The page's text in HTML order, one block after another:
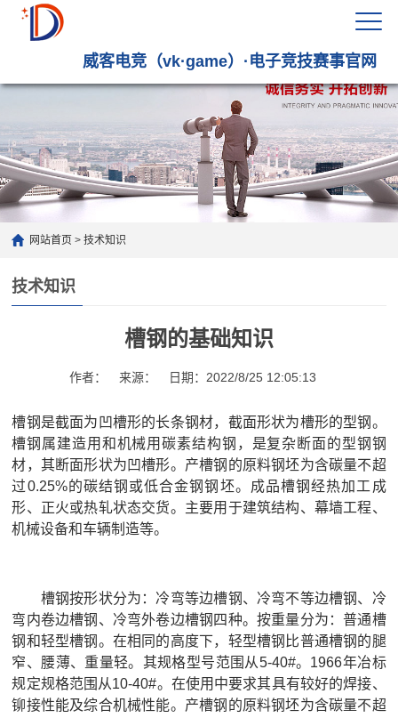
威客电竞（vk·game）·电子竞技赛事官网
网站首页 >技术知识
技术知识
槽钢的基础知识
作者： 来源： 日期：2022/8/25 12:05:13
槽钢是截面为凹槽形的长条钢材，截面形状为槽形的型钢。
槽钢属建造用和机械用碳素结构钢，是复杂断面的型钢钢
材，其断面形状为凹槽形。产槽钢的原料钢坯为含碳量不超
过0.25%的碳结钢或低合金钢钢坯。成品槽钢经热加工成
形、正火或热轧状态交货。主要用于建筑结构、幕墙工程、
机械设备和车辆制造等。
槽钢按形状分为：冷弯等边槽钢、冷弯不等边槽钢、冷
弯内卷边槽钢、冷弯外卷边槽钢四种。按重量分为：普通槽
钢和轻型槽钢。在相同的高度下，轻型槽钢比普通槽钢的腿
窄、腰薄、重量轻。其规格型号范围从5-40#。1966年冶标
规定规格范围从10-40#。在使用中要求其具有较好的焊接、
铆接性能及综合机械性能。产槽钢的原料钢坯为含碳量不超